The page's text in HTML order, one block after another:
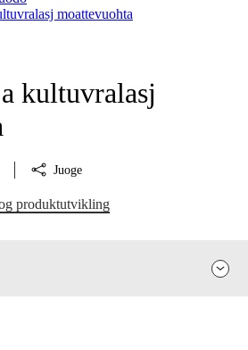
moattevuohta
kultuvralasj
Juoge
produktutvikling